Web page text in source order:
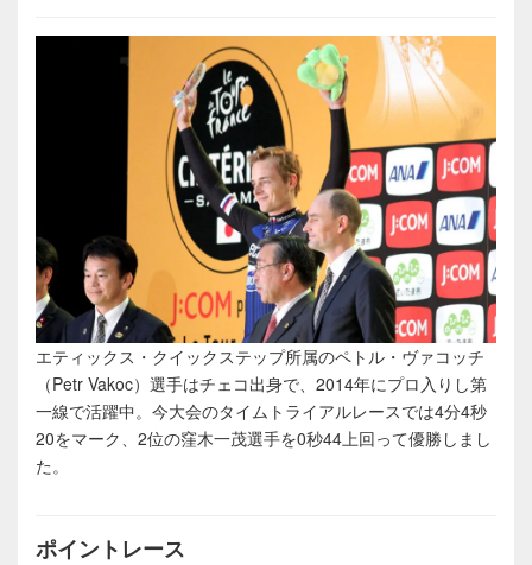
エティックス・クイックステップ所属のペトル・ヴァコッチ
（Petr Vakoc）選手はチェコ出身で、2014年にプロ入りし第
一線で活躍中。今大会のタイムトライアルレースでは4分4秒
20をマーク、2位の窪木一茂選手を0秒44上回って優勝しまし
た。
ポイントレース